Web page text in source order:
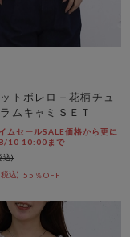
トボレロ＋花柄チュ
ムキャミＳＥＴ
ムセールSALE価格から更に
10 10:00まで
55％OFF